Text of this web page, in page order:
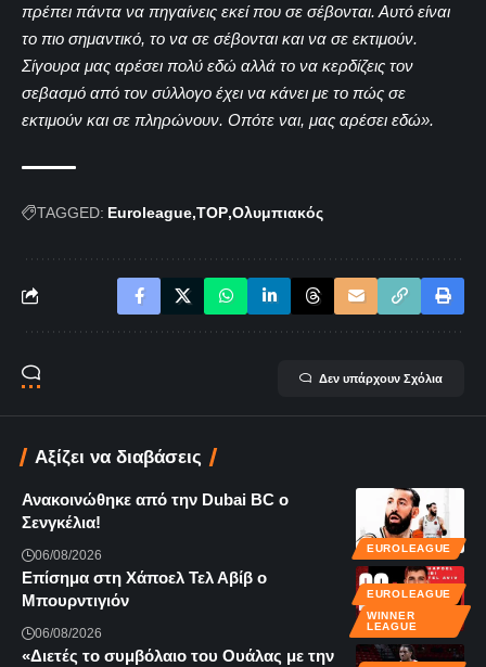
πρέπει πάντα να πηγαίνεις εκεί που σε σέβονται. Αυτό είναι
το πιο σημαντικό, το να σε σέβονται και να σε εκτιμούν.
Σίγουρα μας αρέσει πολύ εδώ αλλά το να κερδίζεις τον
σεβασμό από τον σύλλογο έχει να κάνει με το πώς σε
εκτιμούν και σε πληρώνουν. Οπότε ναι, μας αρέσει εδώ».
TAGGED: Euroleague TOP Ολυμπιακός
Δεν υπάρχουν Σχόλια
Αξίζει να διαβάσεις
EUROLEAGUE
Ανακοινώθηκε από την Dubai BC ο
Σενγκέλια!
06/08/2026
EUROLEAGUE
WINNER
LEAGUE
Επίσημα στη Χάποελ Τελ Αβίβ ο
Μπουρντιγιόν
06/08/2026
«Διετές το συμβόλαιο του Ουάλας με την